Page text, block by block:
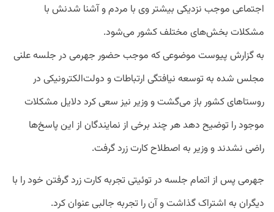
اجتماعی موجب نزدیکی بیشتر وی با مردم و آشنا شدنش با
مشکلات بخش‌های مختلف کشور می‌شود.
به گزارش پیوست موضوعی که موجب حضور جهرمی در جلسه علنی
مجلس شده به توسعه نیافتگی ارتباطات و دولت‌الکترونیکی در
روستاهای کشور باز می‌گشت و وزیر نیز سعی کرد دلایل مشکلات
موجود را توضیح دهد هر چند برخی از نمایندگان از این پاسخ‌ها
راضی نشدند و وزیر به اصطلاح کارت زرد گرفت.
جهرمی پس از اتمام جلسه در توئیتی تجربه کارت زرد گرفتن خود را با
دیگران به اشتراک گذاشت و آن را تجربه جالبی عنوان کرد.